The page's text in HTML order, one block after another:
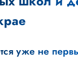
уже не